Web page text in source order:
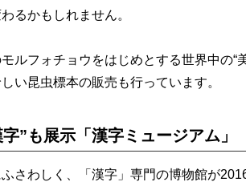
るかもしれません。
ルフォチョウをはじめとする世界中の“
い昆虫標本の販売も行っています。
”も展示「漢字ミュージアム」
さわしく、「漢字」専門の博物館が